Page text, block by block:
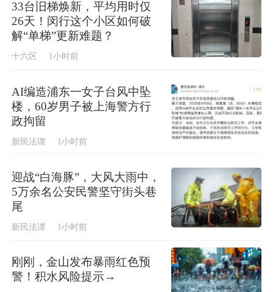
33台旧梯焕新，平均用时仅
26天！闵行这个小区如何破
解“单梯”更新难题？
十六区 1小时前
AI编造浦东一女子台风中坠
楼，60岁男子被上海警方行
政拘留
新民法谭 1小时前
迎战“白海豚”，大风大雨中，
5万余名公安民警坚守街头巷
尾
新民法谭 1小时前
刚刚，金山发布暴雨红色预
警！积水风险提示→